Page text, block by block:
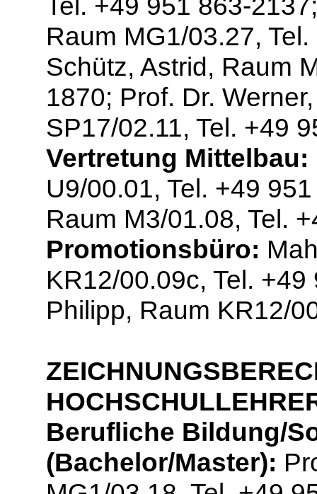
Raum MG1/03.27,
Schütz, Astrid, Raum
1870; Prof. Dr.
SP17/02.11, Tel. +49
Vertretung Mittelbau:
U9/00.01, Tel. +49
Raum M3/01.08, Tel.
Promotionsbüro:
KR12/00.09c, Tel.
Philipp, Raum KR12/
Berufliche Bildung/
(Bachelor/Master):